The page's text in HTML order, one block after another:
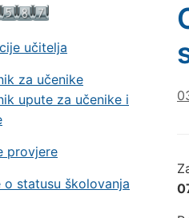
učitelja
za učenike
upute za učenike i
provjere
o statusu školovanja